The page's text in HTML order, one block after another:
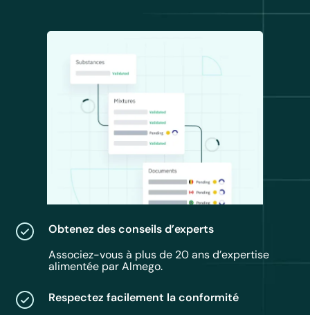
Obtenez des conseils d’experts
Associez-vous à plus de 20 ans d’expertise
alimentée par Almego.
Respectez facilement la conformité